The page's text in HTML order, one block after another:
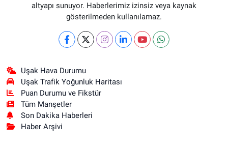
altyapı sunuyor. Haberlerimiz izinsiz veya kaynak
gösterilmeden kullanılamaz.
Uşak Hava Durumu
Uşak Trafik Yoğunluk Haritası
Puan Durumu ve Fikstür
Tüm Manşetler
Son Dakika Haberleri
Haber Arşivi